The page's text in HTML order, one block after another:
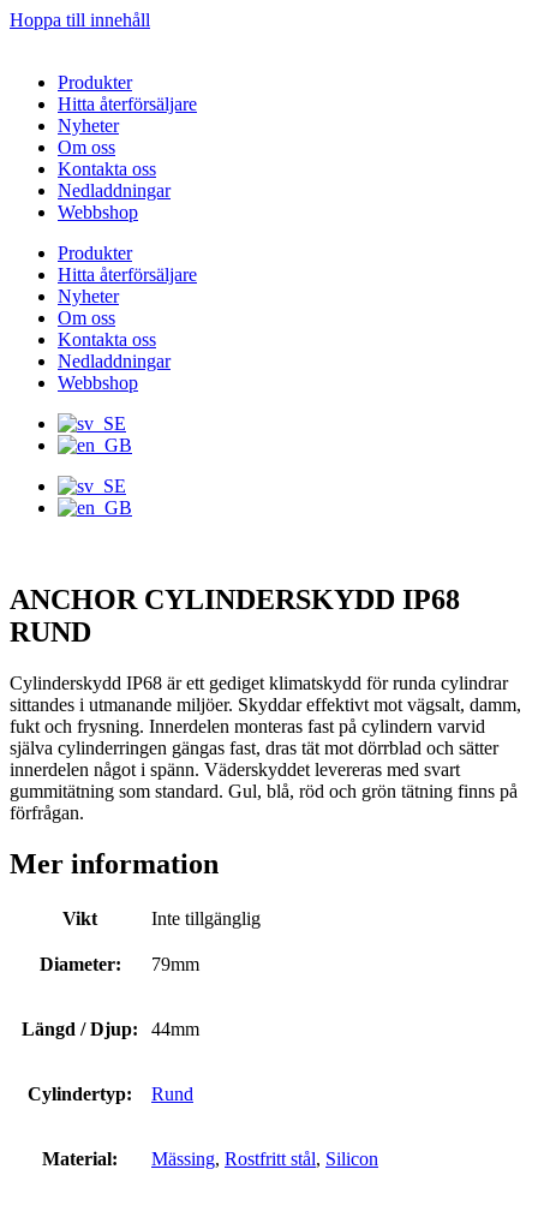
Hoppa till innehåll
Produkter
Hitta återförsäljare
Nyheter
Om oss
Kontakta oss
Nedladdningar
Webbshop
Produkter
Hitta återförsäljare
Nyheter
Om oss
Kontakta oss
Nedladdningar
Webbshop
ANCHOR CYLINDERSKYDD IP68
RUND
Cylinderskydd IP68 är ett gediget klimatskydd för runda cylindrar
sittandes i utmanande miljöer. Skyddar effektivt mot vägsalt, damm,
fukt och frysning. Innerdelen monteras fast på cylindern varvid
själva cylinderringen gängas fast, dras tät mot dörrblad och sätter
innerdelen något i spänn. Väderskyddet levereras med svart
gummitätning som standard. Gul, blå, röd och grön tätning finns på
förfrågan.
Mer information
Vikt Inte tillgänglig
Diameter: 79mm
Längd / Djup: 44mm
Cylindertyp: Rund
Material: Mässing, Rostfritt stål, Silicon